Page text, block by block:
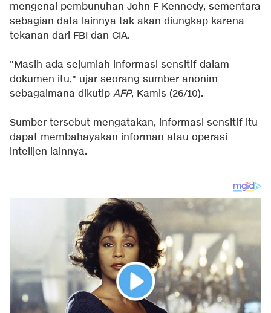
mengenai pembunuhan John F Kennedy, sementara
sebagian data lainnya tak akan diungkap karena
tekanan dari FBI dan CIA.
"Masih ada sejumlah informasi sensitif dalam
dokumen itu," ujar seorang sumber anonim
sebagaimana dikutip AFP, Kamis (26/10).
Sumber tersebut mengatakan, informasi sensitif itu
dapat membahayakan informan atau operasi
intelijen lainnya.